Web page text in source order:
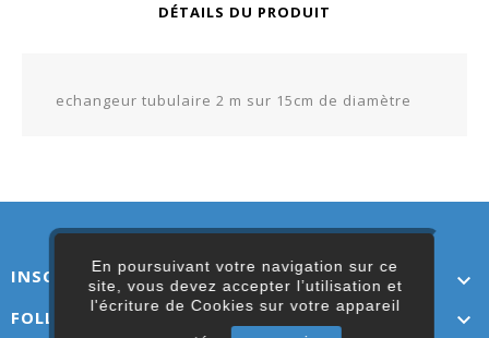
En poursuivant votre navigation sur ce
site, vous devez accepter l’utilisation et
l'écriture de Cookies sur votre appareil
DÉTAILS DU PRODUIT
echangeur tubulaire 2 m sur 15cm de diamètre
INSCRIVEZ-VOUS ICI 
FOLLOW US 